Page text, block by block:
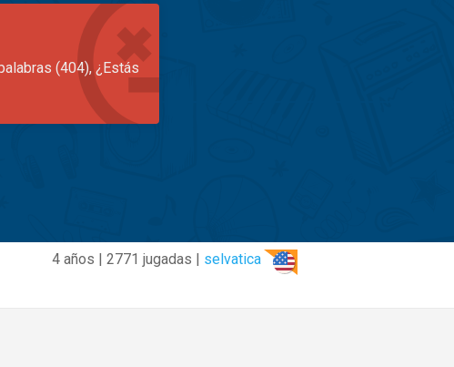
(404), ¿Estás
4 años | 2771 jugadas | selvatica